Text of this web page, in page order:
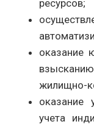
ресурсов;
оказание
жилищно-
оказание
учета